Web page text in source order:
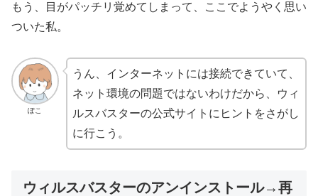
もう、目がパッチリ覚めてしまって、ここでようやく思い
ついた私。
ぽこ
うん、インターネットには接続できていて、
ネット環境の問題ではないわけだから、ウィ
ルスバスターの公式サイトにヒントをさがし
に行こう。
ウィルスバスターのアンインストール→再